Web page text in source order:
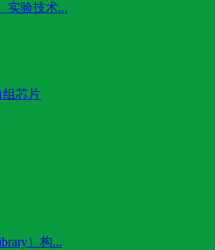
实验技术...
组芯片
）构...